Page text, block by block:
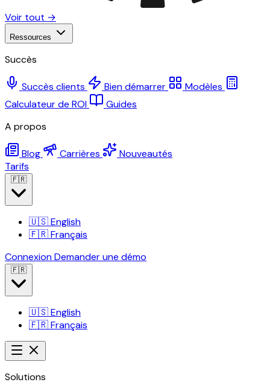
Voir tout →
Ressources
Succès
Succès clients Bien démarrer
Modèles
Calculateur de ROI
Guides
A propos
Blog Carrières
Nouveautés
Tarifs
🇫🇷
🇺🇸English
🇫🇷Français
ConnexionDemander une démo
🇫🇷
🇺🇸English
🇫🇷Français
Solutions